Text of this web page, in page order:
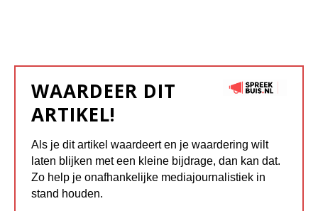
WAARDEER DIT
ARTIKEL!
Als je dit artikel waardeert en je waardering wilt
laten blijken met een kleine bijdrage, dan kan dat.
Zo help je onafhankelijke mediajournalistiek in
stand houden.